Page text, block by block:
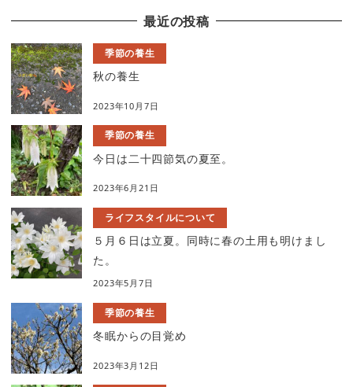
最近の投稿
季節の養生
秋の養生
2023年10月7日
季節の養生
今日は二十四節気の夏至。
2023年6月21日
ライフスタイルについて
５月６日は立夏。同時に春の土用も明けまし
た。
2023年5月7日
季節の養生
冬眠からの目覚め
2023年3月12日